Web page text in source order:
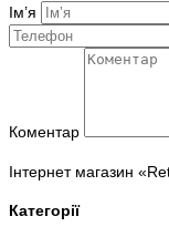
Ім’я
Коментар
Інтернет магазин
Категорії